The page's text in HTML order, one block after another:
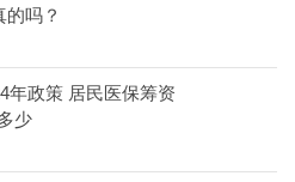
吗？
年政策 居民医保筹资
少